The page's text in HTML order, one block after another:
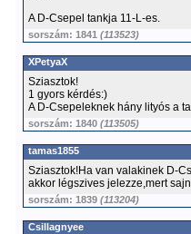
A D-Csepel tankja 11-L-es.
sorszám: 1841 (113523)
XPetyaX
Sziasztok!
1 gyors kérdés:)
A D-Csepeleknek hány lityós a
sorszám: 1840 (113505)
tamas1855
Sziasztok!Ha van valakinek D-
akkor légszives jelezze,mert
sorszám: 1839 (113204)
Csillagnyee